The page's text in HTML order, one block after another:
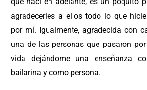
agradecerles a ellos todo lo que
por mí. Igualmente, agradecida con
una de las personas que pasaron
vida dejándome una enseñanza
bailarina y como persona.